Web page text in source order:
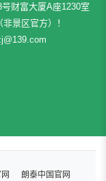
财富大厦A座1230室
景区官方）！
朗泰中国官网